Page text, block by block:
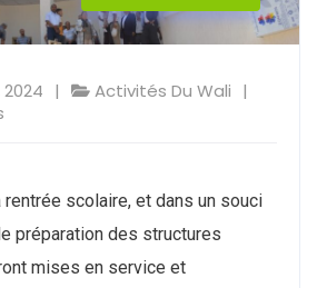
2024
Activités Du Wali
rentrée scolaire, et dans un souci
préparation des structures
mises en service et